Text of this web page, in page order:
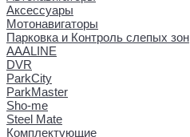
Аксессуары
Мотонавигаторы
Парковка и Контроль слепых зон
AAALINE
DVR
ParkCity
ParkMaster
Sho-me
Steel Mate
Комплектующие